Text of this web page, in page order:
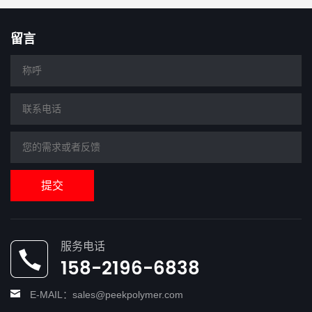
留言
提交
服务电话
158-2196-6838
E-MAIL：sales@peekpolymer.com